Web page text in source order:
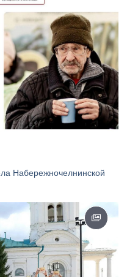
Набережночелнинской